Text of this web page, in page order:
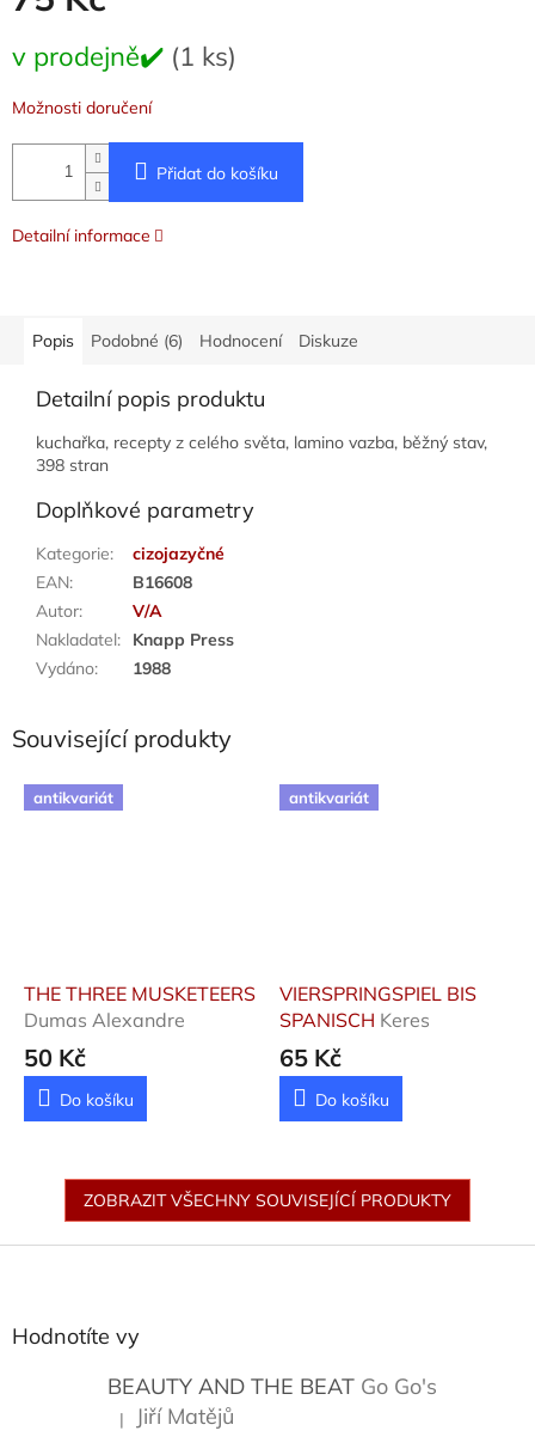
cena:
v prodejně✔️ (1 ks)
Možnosti doručení
Přidat do košíku
Detailní informace
Popis Podobné (6) Hodnocení Diskuze
Detailní popis produktu
kuchařka, recepty z celého světa, lamino vazba, běžný stav,
398 stran
Doplňkové parametry
Kategorie:
cizojazyčné
EAN:
B16608
Autor:
V/A
Nakladatel:
Knapp Press
Vydáno: 1988
Související produkty
antikvariát
THE THREE MUSKETEERS
Dumas Alexandre
50 Kč
Do košíku
antikvariát
VIERSPRINGSPIEL BIS
SPANISCH Keres
65 Kč
Do košíku
ZOBRAZIT VŠECHNY SOUVISEJÍCÍ PRODUKTY
Hodnotíte vy
BEAUTY AND THE BEAT Go Go's
Hodnocení produktu je 5 z 5 hvězdiček.
| Jiří Matějů